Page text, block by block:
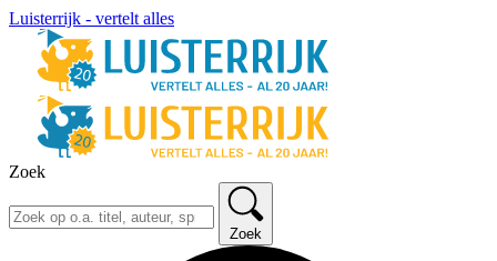
Luisterrijk - vertelt alles
Zoek
Zoek